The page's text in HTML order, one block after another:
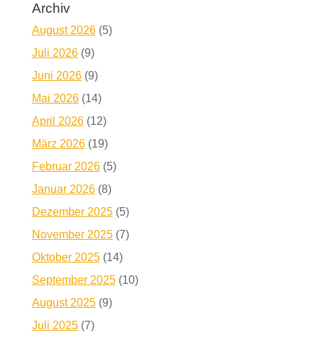
Archiv
August 2026(5)
Juli 2026(9)
Juni 2026(9)
Mai 2026(14)
April 2026(12)
März 2026(19)
Februar 2026(5)
Januar 2026(8)
Dezember 2025(5)
November 2025(7)
Oktober 2025(14)
September 2025(10)
August 2025(9)
Juli 2025(7)